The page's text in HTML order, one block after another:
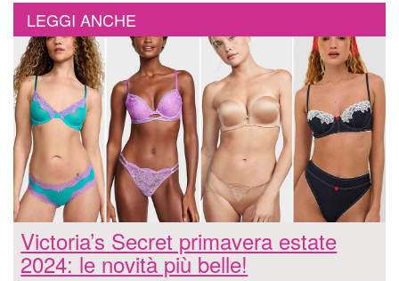
LEGGI ANCHE
Victoria’s Secret primavera estate
2024: le novità più belle!